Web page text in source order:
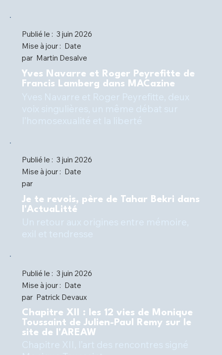
Publié le : 3 juin 2026
Mise à jour : Date
par Martin Desalve
Yves Navarre et Roger Peyrefitte de
Francis Lamberg dans MACazine
Publié le : 3 juin 2026
Mise à jour : Date
par
Je te revois, père de Tahar Bekri dans
l'ActuaLitté
Publié le : 3 juin 2026
Mise à jour : Date
par Patrick Devaux
Chapitre XII : les 12 vies de Monique
Toussaint de Julien-Paul Remy sur le
site de l'AREAW